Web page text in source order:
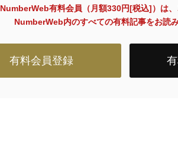
NumberWeb有料会員（月額330円[税込]）は、
NumberWeb内のすべての有料記事をお読み
有料会員登録